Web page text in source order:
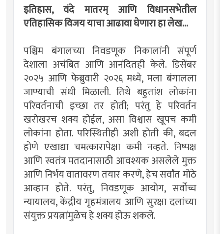
इतिहास, वंदे मातरम् आणि विधानसभेतील
एतिहासिक विजय याचा आढावा घेणारा हा लेख...
पश्चिम बंगालच्या निवडणूक निकालांनी संपूर्ण
देशाला अचंबित आणि आनंदितही केले. डिसेंबर
२०२५ आणि फेब्रुवारी २०२६ मध्ये, मला बंगालला
जाण्याची संधी मिळाली. तिथे बहुतांश लोकांना
परिवर्तनाची इच्छा तर होती; परंतु हे परिवर्तन
खरोखरच शक्य होईल, असा विश्वास खूपच कमी
लोकांना होता. परिस्थितीही अशी होती की, बदल
होणे एखाद्या चमत्कारापेक्षा कमी नव्हते. निष्पक्ष
आणि स्वतंत्र मतदानासाठी आवश्यक असलेले मुक्त
आणि निर्भय वातावरण तयार करणे, हेच सर्वांत मोठे
आव्हान होते. परंतु, निवडणूक आयोग, सर्वोच्च
न्यायालय, केंद्रीय गृहमंत्रालय आणि सुरक्षा दलांच्या
संयुक्त प्रयत्नांमुळेच हे शक्य होऊ शकले.